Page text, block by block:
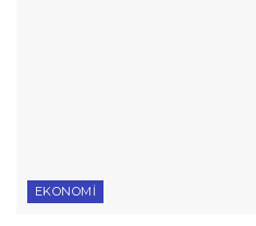
EKONOMI